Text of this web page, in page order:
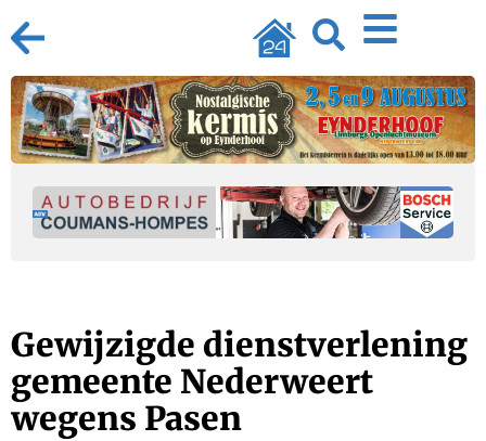
Gewijzigde dienstverlening
gemeente Nederweert
wegens Pasen